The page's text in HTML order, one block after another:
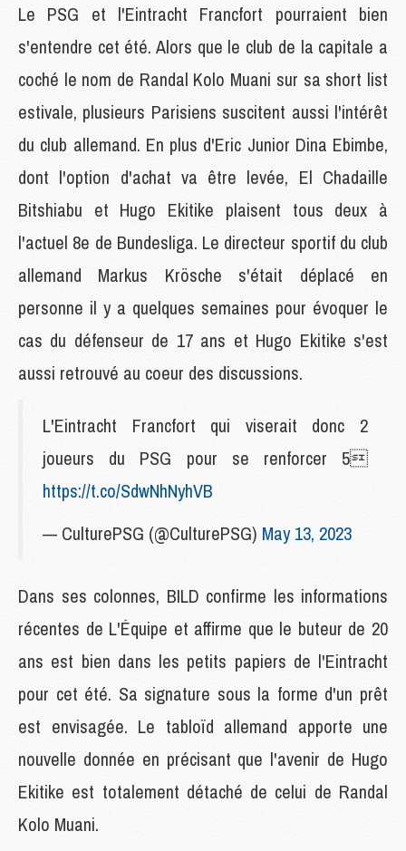
Le PSG et l'Eintracht Francfort pourraient bien
s'entendre cet été. Alors que le club de la capitale a
coché le nom de Randal Kolo Muani sur sa short list
estivale, plusieurs Parisiens suscitent aussi l'intérêt
du club allemand. En plus d'Eric Junior Dina Ebimbe,
dont l'option d'achat va être levée, El Chadaille
Bitshiabu et Hugo Ekitike plaisent tous deux à
l'actuel 8e de Bundesliga. Le directeur sportif du club
allemand Markus Krösche s'était déplacé en
personne il y a quelques semaines pour évoquer le
cas du défenseur de 17 ans et Hugo Ekitike s'est
aussi retrouvé au coeur des discussions.
L'Eintracht Francfort qui viserait donc 2
joueurs du PSG pour se renforcer 5
https://t.co/SdwNhNyhVB
— CulturePSG (@CulturePSG) May 13, 2023
Dans ses colonnes, BILD confirme les informations
récentes de L'Équipe et affirme que le buteur de 20
ans est bien dans les petits papiers de l'Eintracht
pour cet été. Sa signature sous la forme d'un prêt
est envisagée. Le tabloïd allemand apporte une
nouvelle donnée en précisant que l'avenir de Hugo
Ekitike est totalement détaché de celui de Randal
Kolo Muani.